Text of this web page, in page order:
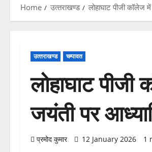
Home उत्‍तराखण्‍ड लोहाघाट पीजी कॉलेज
उत्‍तराखण्‍ड चम्पावत
लोहाघाट
जयंती पर
प्रमोद कुमार 12 January 2026 1